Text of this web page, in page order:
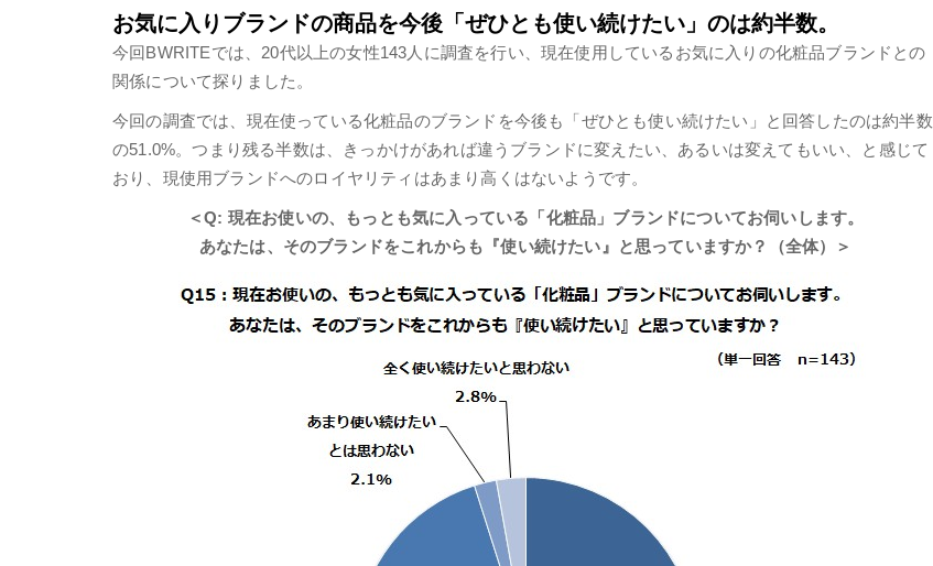
お気に入りブランドの商品を今後「ぜひとも使い続けたい」のは約半数。
今回BWRITEでは、20代以上の女性143人に調査を行い、現在使用しているお気に入りの化粧品ブランドとの
関係について探りました。
今回の調査では、現在使っている化粧品のブランドを今後も「ぜひとも使い続けたい」と回答したのは約半数
の51.0%。つまり残る半数は、きっかけがあれば違うブランドに変えたい、あるいは変えてもいい、と感じて
おり、現使用ブランドへのロイヤリティはあまり高くはないようです。
＜Q: 現在お使いの、もっとも気に入っている「化粧品」ブランドについてお伺いします。
あなたは、そのブランドをこれからも『使い続けたい』と思っていますか？（全体）＞